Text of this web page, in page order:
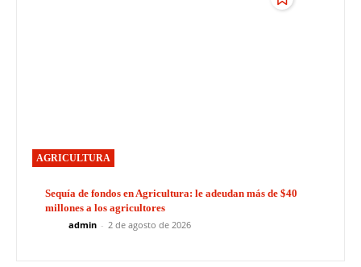
AGRICULTURA
Sequía de fondos en Agricultura: le adeudan más de $40
millones a los agricultores
admin - 2 de agosto de 2026